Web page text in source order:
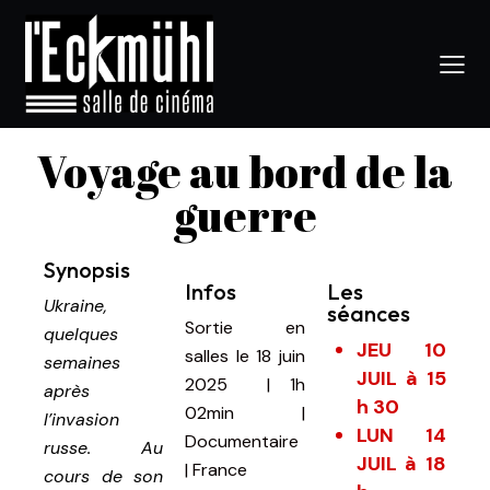
Voyage au bord de la
guerre
Synopsis
Ukraine,
quelques
semaines
après
l’invasion
russe. Au
cours de son
Infos
Sortie en
salles le 18 juin
2025
|1h
02min |
Documentaire
| France
Les
séances
JEU 10
JUIL à 15
h 30
LUN 14
JUIL à 18